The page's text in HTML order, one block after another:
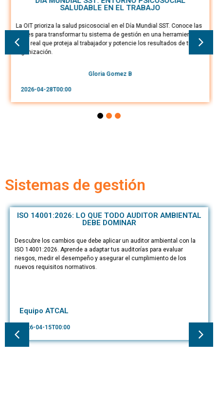
SALUDABLE EN EL TRABAJO
La OIT prioriza la salud psicosocial en el Día Mundial SST. Conoce las
claves para transformar tu sistema de gestión en una herramienta de
valor real que proteja al trabajador y potencie los resultados de tu
organización.
Gloria Gomez B
2026-04-28T00:00
Sistemas de gestión
ISO 14001:2026: LO QUE TODO AUDITOR AMBIENTAL
DEBE DOMINAR
Descubre los cambios que debe aplicar un auditor ambiental con la
ISO 14001:2026. Aprende a adaptar tus auditorías para evaluar
riesgos, medir el desempeño y asegurar el cumplimiento de los
nuevos requisitos normativos.
Equipo ATCAL
2026-04-15T00:00